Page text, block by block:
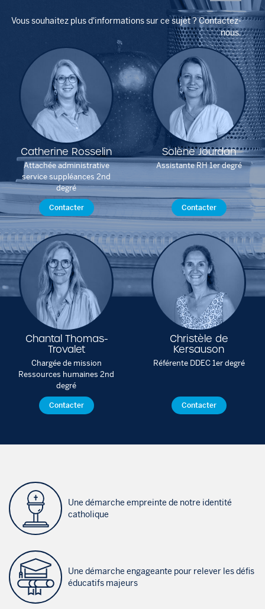
Vous souhaitez plus d'informations sur ce sujet ? Contactez-
nous.
Catherine Rosselin
Attachée administrative
service suppléances 2nd
degré
Contacter
Solène Jourdan
Assistante RH 1er degré
Contacter
Chantal Thomas-
Trovalet
Chargée de mission
Ressources humaines 2nd
degré
Contacter
Christèle de
Kersauson
Référente DDEC 1er degré
Contacter
Une démarche empreinte de notre identité
catholique
Une démarche engageante pour relever les défis
éducatifs majeurs